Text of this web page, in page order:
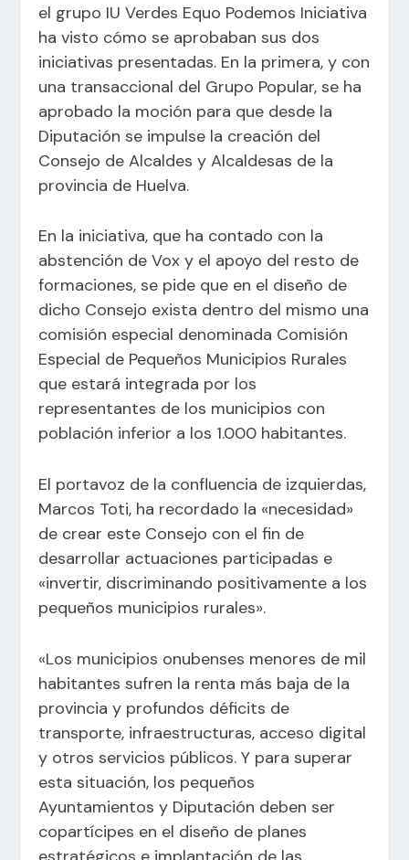
el grupo IU Verdes Equo Podemos Iniciativa
ha visto cómo se aprobaban sus dos
iniciativas presentadas. En la primera, y con
una transaccional del Grupo Popular, se ha
aprobado la moción para que desde la
Diputación se impulse la creación del
Consejo de Alcaldes y Alcaldesas de la
provincia de Huelva.
En la iniciativa, que ha contado con la
abstención de Vox y el apoyo del resto de
formaciones, se pide que en el diseño de
dicho Consejo exista dentro del mismo una
comisión especial denominada Comisión
Especial de Pequeños Municipios Rurales
que estará integrada por los
representantes de los municipios con
población inferior a los 1.000 habitantes.
El portavoz de la confluencia de izquierdas,
Marcos Toti, ha recordado la «necesidad»
de crear este Consejo con el fin de
desarrollar actuaciones participadas e
«invertir, discriminando positivamente a los
pequeños municipios rurales».
«Los municipios onubenses menores de mil
habitantes sufren la renta más baja de la
provincia y profundos déficits de
transporte, infraestructuras, acceso digital
y otros servicios públicos. Y para superar
esta situación, los pequeños
Ayuntamientos y Diputación deben ser
copartícipes en el diseño de planes